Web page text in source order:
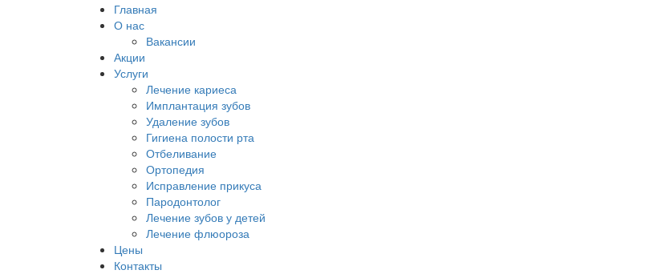
Главная
О нас
Вакансии
Акции
Услуги
Лечение кариеса
Имплантация зубов
Удаление зубов
Гигиена полости рта
Отбеливание
Ортопедия
Исправление прикуса
Пародонтолог
Лечение зубов у детей
Лечение флюороза
Цены
Контакты